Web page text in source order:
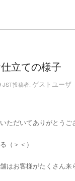
立ての様子
JST投稿者: ゲストユーザ
ただいてありがとうご
（＞＜）
はお客様がたくさん来